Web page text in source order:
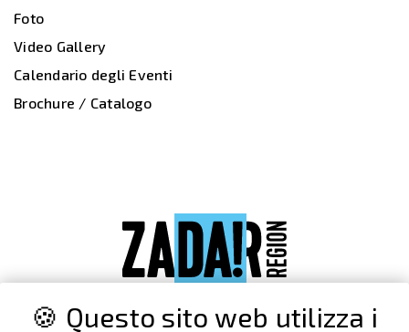
Foto
Video Gallery
Calendario degli Eventi
Brochure / Catalogo
🍪 Questo sito web utilizza i